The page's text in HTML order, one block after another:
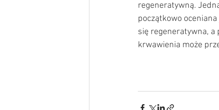
regeneratywną.
początkowo
się regeneratywna, a
krwawienia może